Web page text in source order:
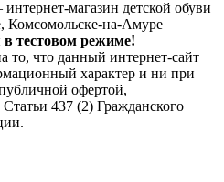
магазин детской обуви
Комсомольске-на-Амуре
тестовом режиме!
что данный интернет-сайт
характер и ни при
офертой,
437 (2) Гражданского